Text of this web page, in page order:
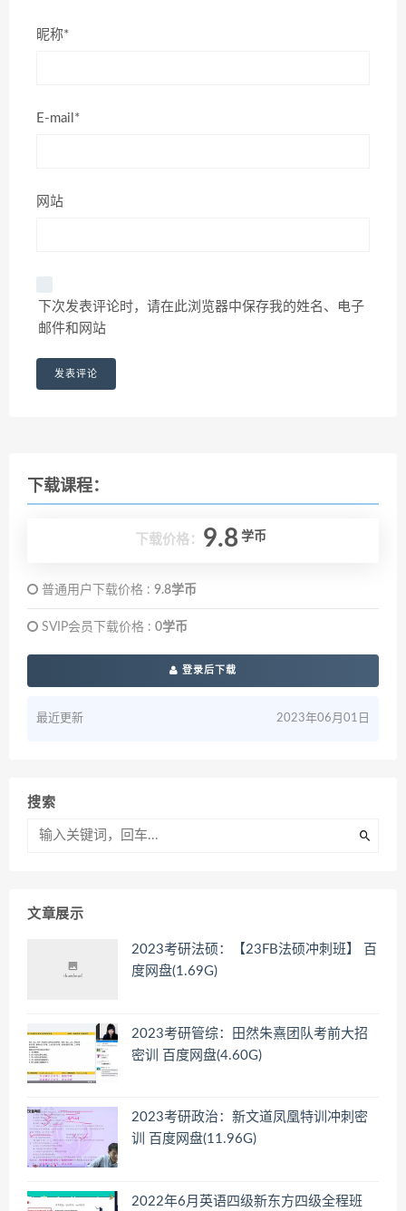
昵称*
E-mail*
网站
下次发表评论时，请在此浏览器中保存我的姓名、电子
邮件和网站
下载课程：
下载价格： 9.8 学币
普通用户下载价格 : 9.8学币
SVIP会员下载价格 : 0学币
登录后下载
最近更新 2023年06月01日
搜索
文章展示
2023考研法硕：【23FB法硕冲刺班】 百
度网盘(1.69G)
2023考研管综：田然朱熹团队考前大招
密训 百度网盘(4.60G)
2023考研政治：新文道凤凰特训冲刺密
训 百度网盘(11.96G)
2022年6月英语四级新东方四级全程班